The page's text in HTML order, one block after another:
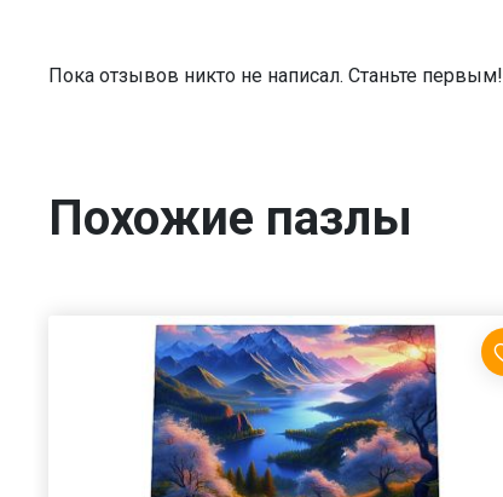
Пока отзывов никто не написал. Станьте первым!
Похожие пазлы